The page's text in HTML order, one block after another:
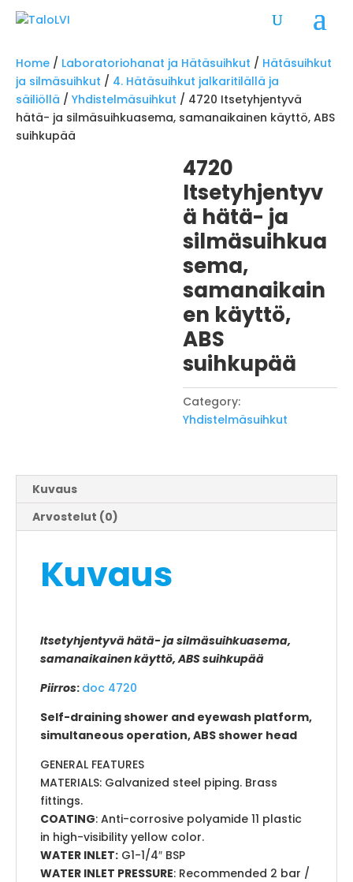
Home / Laboratoriohanat ja Hätäsuihkut / Hätäsuihkut
ja silmäsuihkut / 4. Hätäsuihkut jalkaritilällä ja
säiliöllä / Yhdistelmäsuihkut / 4720 Itsetyhjentyvä
hätä- ja silmäsuihkuasema, samanaikainen käyttö, ABS
suihkupää
4720
Itsetyhjentyv
ä hätä- ja
silmäsuihkua
sema,
samanaikain
en käyttö,
ABS
suihkupää
Category:
Yhdistelmäsuihkut
Kuvaus
Arvostelut (0)
Kuvaus
Itsetyhjentyvä hätä- ja silmäsuihkuasema,
samanaikainen käyttö, ABS suihkupää
Piirros: doc 4720
Self-draining shower and eyewash platform,
simultaneous operation, ABS shower head
GENERAL FEATURES
MATERIALS: Galvanized steel piping. Brass
fittings.
COATING: Anti-corrosive polyamide 11 plastic
in high-visibility yellow color.
WATER INLET: G1-1/4″ BSP
WATER INLET PRESSURE: Recommended 2 bar /